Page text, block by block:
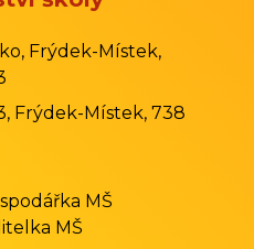
Frýdek-Místek,
Frýdek-Místek, 738
MŠ
MŠ